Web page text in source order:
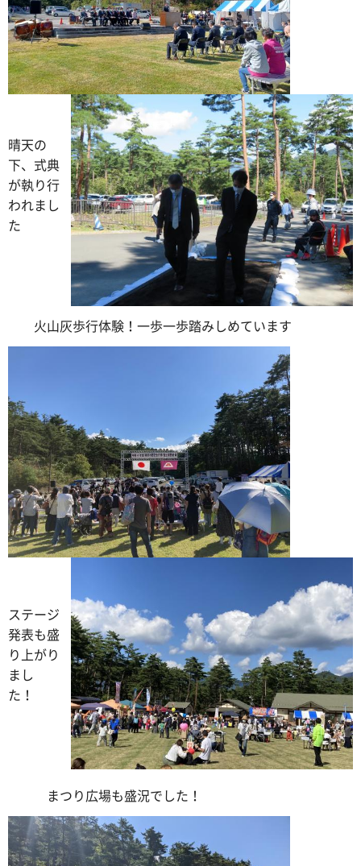
晴天の
下、式典
が執り行
われまし
た
火山灰歩行体験！一歩一歩踏みしめています
ステージ
発表も盛
り上がり
まし
た！
まつり広場も盛況でした！